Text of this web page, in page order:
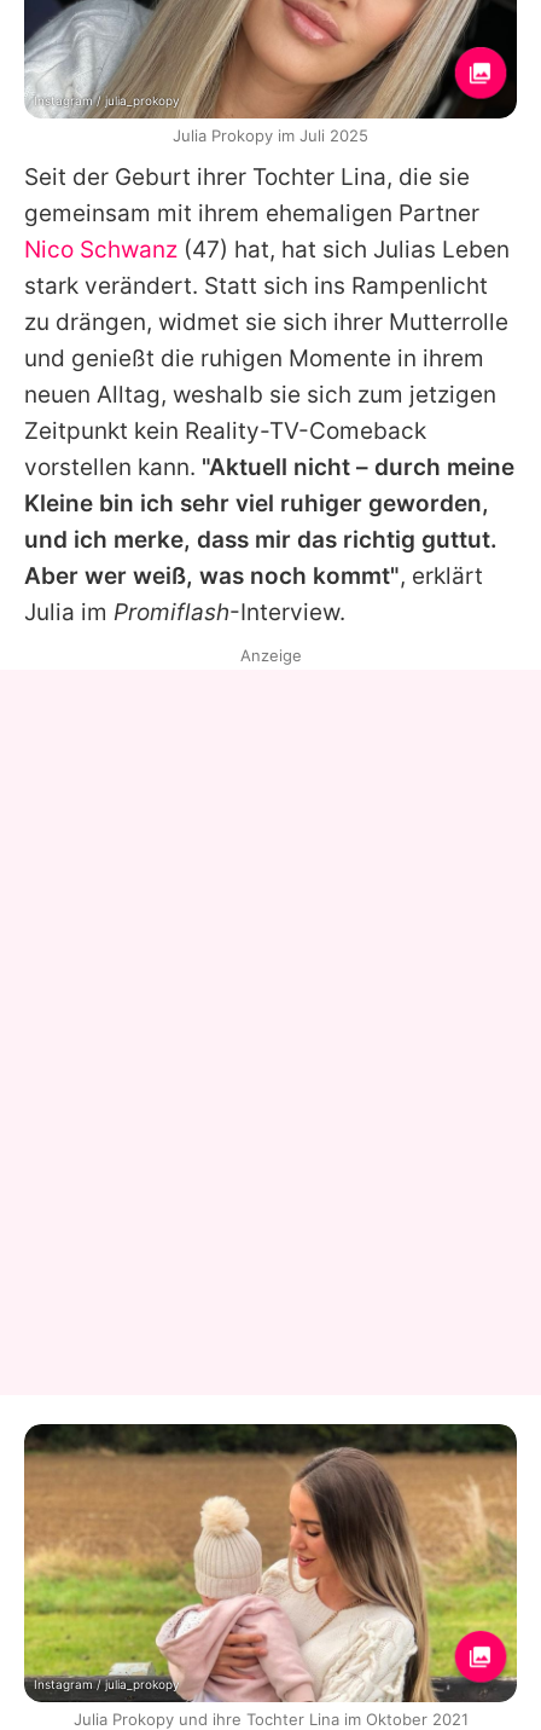
Seit der Geburt ihrer Tochter Lina, die sie
gemeinsam mit ihrem ehemaligen Partner
Nico Schwanz (47) hat, hat sich Julias Leben
stark verändert. Statt sich ins Rampenlicht
zu drängen, widmet sie sich ihrer Mutterrolle
und genießt die ruhigen Momente in ihrem
neuen Alltag, weshalb sie sich zum jetzigen
Zeitpunkt kein Reality-TV-Comeback
vorstellen kann. "Aktuell nicht – durch meine
Kleine bin ich sehr viel ruhiger geworden,
und ich merke, dass mir das richtig guttut.
Aber wer weiß, was noch kommt", erklärt
Julia im Promiflash-Interview.
Instagram / julia_prokopy
Julia Prokopy im Juli 2025
Anzeige
Instagram / julia_prokopy
Julia Prokopy und ihre Tochter Lina im Oktober 2021